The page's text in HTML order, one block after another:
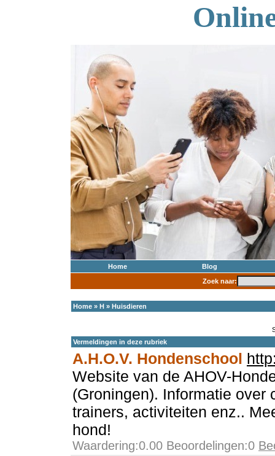
Home
Blog
Zoek naar:
Home » H » Huisdieren
Vermeldingen in deze rubriek
A.H.O.V. Hondenschool
Website van de AHOV-
(Groningen). Informatie over
trainers, activiteiten enz..
hond!
Waardering:0.00 Beoordelingen:0